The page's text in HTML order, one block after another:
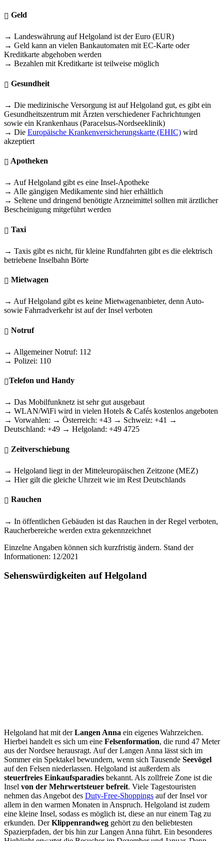
Geld
→ Landeswährung auf Helgoland ist der Euro (EUR)
→ Geld kann an vielen Bankautomaten mit EC-Karte oder
Kreditkarte abgehoben werden
→ Bezahlen mit Kreditkarte ist teilweise möglich
Gesundheit
→ Die medizinische Versorgung ist auf Helgoland gut, es gibt ein
Gesundheitszentrum mit Ärzten verschiedener Fachrichtungen
sowie ein Krankenhaus (Paracelsus-Nordseeklinik)
→ Die Europäische Krankenversicherungskarte (EHIC) wird
akzeptiert
Apotheken
→ Auf Helgoland gibt es eine Insel-Apotheke
→ Alle gängigen Medikamente sind hier erhältlich
→ Seltene und dringend benötigte Arzneimittel sollten mit ärztlicher
Bescheinigung mitgeführt werden
Taxi
→ Taxis gibt es nicht, für kleine Rundfahrten gibt es die elektrisch
betriebene Inselbahn Börte
Mietwagen
→ Auf Helgoland gibt es keine Mietwagenanbieter, denn Auto-
sowie Fahrradverkehr ist auf der Insel verboten
Notruf
→ Allgemeiner Notruf: 112
→ Polizei: 110
Telefon und Handy
→ Das Mobilfunknetz ist sehr gut ausgebaut
→ WLAN/WiFi wird in vielen Hotels & Cafés kostenlos angeboten
→ Vorwahlen: → Österreich: +43 → Schweiz: +41 →
Deutschland: +49 → Helgoland: +49 4725
Zeitverschiebung
→ Helgoland liegt in der Mitteleuropäischen Zeitzone (MEZ)
→ Hier gilt die gleiche Uhrzeit wie im Rest Deutschlands
Rauchen
→ In öffentlichen Gebäuden ist das Rauchen in der Regel verboten,
Raucherbereiche werden extra gekennzeichnet
Einzelne Angaben können sich kurzfristig ändern. Stand der
Informationen: 12/2021
Sehenswürdigkeiten auf Helgoland
Helgoland hat mit derLangen Anna ein eigenes Wahrzeichen.
Hierbei handelt es sich um eine Felsenformation, die rund 47 Meter
aus der Nordsee herausragt. Auf der Langen Anna lässt sich im
Sommer ein Spektakel bewundern, wenn sich Tausende Seevögel
auf den Felsen niederlassen. Helgoland ist außerdem als
steuerfreies Einkaufsparadies bekannt. Als zollfreie Zone ist die
Insel von der Mehrwertsteuer befreit. Viele Tagestouristen
nehmen das Angebot des Duty-Free-Shoppings auf der Insel vor
allem in den warmen Monaten in Anspruch. Helgoland ist zudem
eine kleine Insel, sodass es möglich ist, diese an nur einem Tag zu
erkunden. DerKlippenrandweg gehört zu den beliebtesten
Spazierpfaden, der bis hin zur Langen Anna führt. Ein besonderes